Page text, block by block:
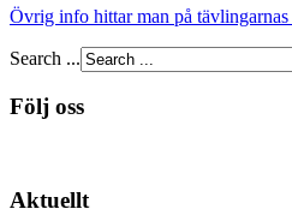
Övrig info hittar man på
Search ...
Följ oss
Aktuellt